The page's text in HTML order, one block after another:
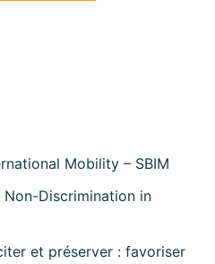
Mobility – SBIM
Discrimination in
et préserver : favoriser